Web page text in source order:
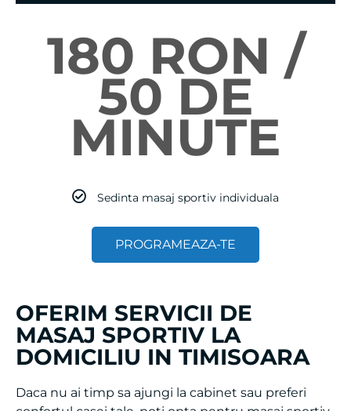
180 RON /
50 DE
MINUTE
MASAJ SPORTIV LA
DOMICILIU IN TIMISOARA
Daca nu ai timp sa ajungi la cabinet sau preferi
confortul casei tale, poti opta pentru masaj sportiv
la domiciliu. Terapeutul vine cu tot ce este necesar: